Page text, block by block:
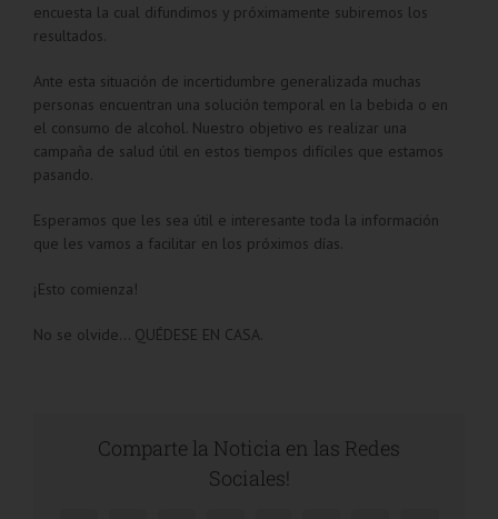
encuesta la cual difundimos y próximamente subiremos los
resultados.
Ante esta situación de incertidumbre generalizada muchas
personas encuentran una solución temporal en la bebida o en
el consumo de alcohol. Nuestro objetivo es realizar una
campaña de salud útil en estos tiempos difíciles que estamos
pasando.
Esperamos que les sea útil e interesante toda la información
que les vamos a facilitar en los próximos días.
¡Esto comienza!
No se olvide… QUÉDESE EN CASA.
Comparte la Noticia en las Redes
Sociales!